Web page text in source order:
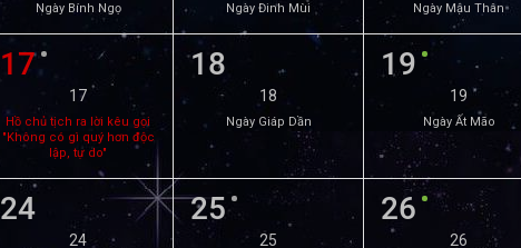
Ngày Bính Ngọ Ngày Đinh Mùi Ngày Mậu Thân
17
17
Hồ chủ tịch ra lời kêu gọi
"Không có gì quý hơn độc
lập, tự do"
18
18
Ngày Giáp Dần
19
19
Ngày Ất Mão
24
24
25
25
26
26